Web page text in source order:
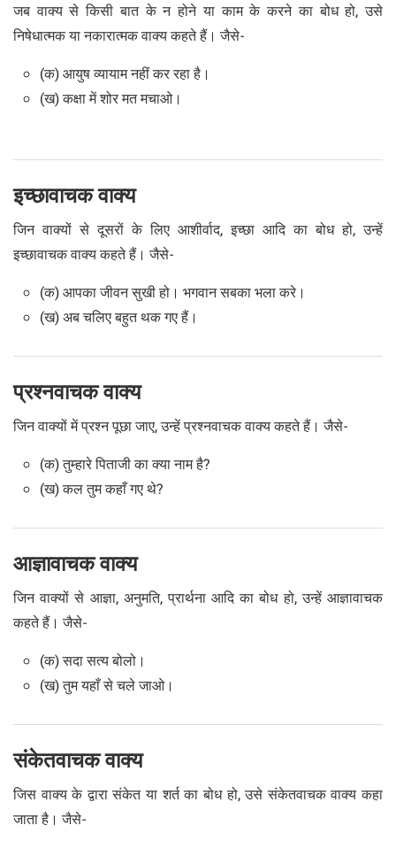
जब वाक्य से किसी बात के न होने या काम के करने का बोध हो, उसे
निषेधात्मक या नकारात्मक वाक्य कहते हैं। जैसे-
(क) आयुष व्यायाम नहीं कर रहा है।
(ख) कक्षा में शोर मत मचाओ।
इच्छावाचक वाक्य
जिन वाक्यों से दूसरों के लिए आशीर्वाद, इच्छा आदि का बोध हो, उन्हें
इच्छावाचक वाक्य कहते हैं। जैसे-
(क) आपका जीवन सुखी हो। भगवान सबका भला करे।
(ख) अब चलिए बहुत थक गए हैं।
प्रश्नवाचक वाक्य
जिन वाक्यों में प्रश्न पूछा जाए, उन्हें प्रश्नवाचक वाक्य कहते हैं। जैसे-
(क) तुम्हारे पिताजी का क्या नाम है?
(ख) कल तुम कहाँ गए थे?
आज्ञावाचक वाक्य
जिन वाक्यों से आज्ञा, अनुमति, प्रार्थना आदि का बोध हो, उन्हें आज्ञावाचक
कहते हैं। जैसे-
(क) सदा सत्य बोलो।
(ख) तुम यहाँ से चले जाओ।
संकेतवाचक वाक्य
जिस वाक्य के द्वारा संकेत या शर्त का बोध हो, उसे संकेतवाचक वाक्य कहा
जाता है। जैसे-